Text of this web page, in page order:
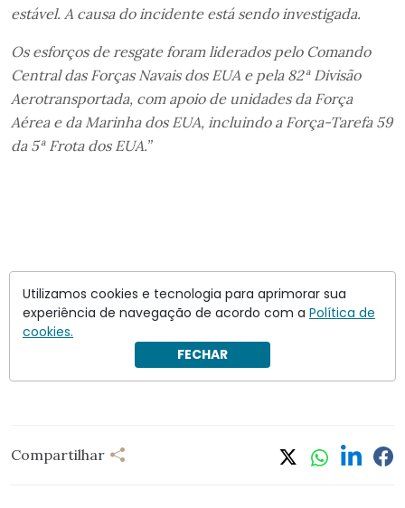
estável. A causa do incidente está sendo investigada.
Os esforços de resgate foram liderados pelo Comando
Central das Forças Navais dos EUA e pela 82ª Divisão
Aerotransportada, com apoio de unidades da Força
Aérea e da Marinha dos EUA, incluindo a Força-Tarefa 59
da 5ª Frota dos EUA.”
Compartilhar
Utilizamos cookies e tecnologia para aprimorar sua
experiência de navegação de acordo com a Política de
cookies.
FECHAR